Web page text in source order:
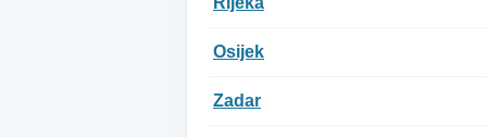
Osijek
Zadar